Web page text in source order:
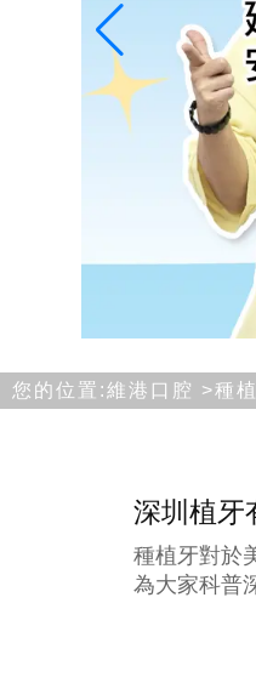
您的位置:維港口腔 >種
深圳植牙
種植牙對於
為大家科普